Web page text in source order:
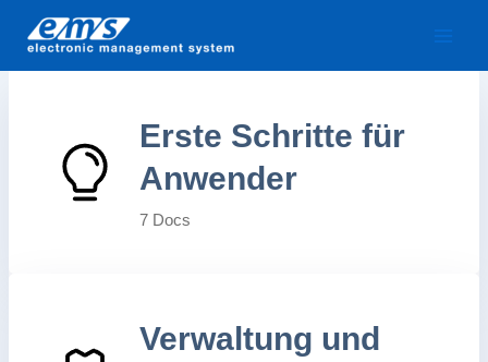
Inhalt
springen
Erste Schritte für
Anwender
7 Docs
Verwaltung und